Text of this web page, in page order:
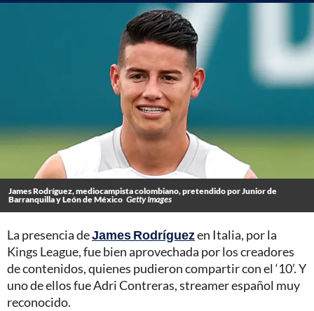
James Rodríguez, mediocampista colombiano, pretendido por Junior de
Barranquilla y León de México Getty Images
La presencia deJames Rodríguezen Italia, por la
Kings League, fue bien aprovechada por los creadores
de contenidos, quienes pudieron compartir con el ‘10’. Y
uno de ellos fue Adri Contreras, streamer español muy
reconocido.